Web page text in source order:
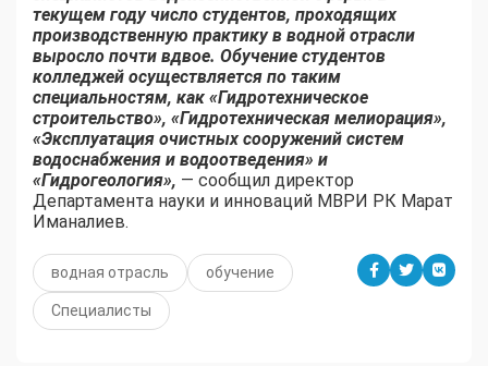
текущем году число студентов, проходящих
производственную практику в водной отрасли
выросло почти вдвое. Обучение студентов
колледжей осуществляется по таким
специальностям, как «Гидротехническое
строительство», «Гидротехническая мелиорация»,
«Эксплуатация очистных сооружений систем
водоснабжения и водоотведения» и
«Гидрогеология», — сообщил директор
Департамента науки и инноваций МВРИ РК Марат
Иманалиев.
водная отрасль обучение
Специалисты